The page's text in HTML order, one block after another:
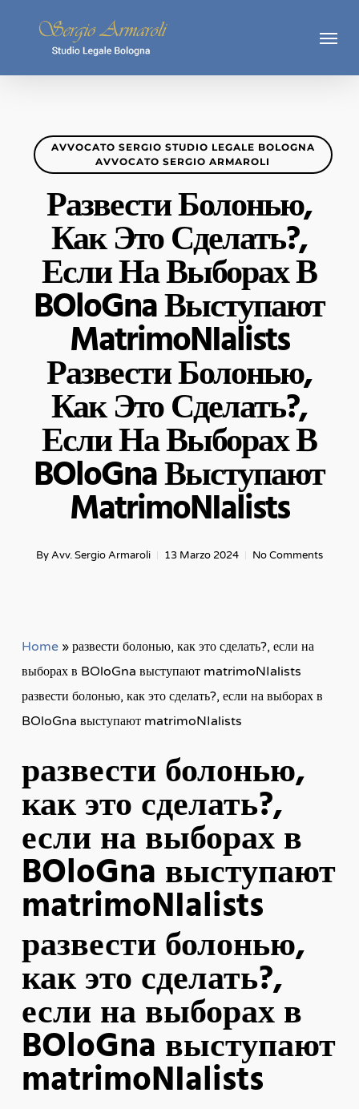
Menu
AVVOCATO SERGIO STUDIO LEGALE BOLOGNA
AVVOCATO SERGIO ARMAROLI
Развести Болонью,
Как Это Сделать?,
Если На Выборах В
BOloGna Выступают
MatrimoNIalists
Развести Болонью,
Как Это Сделать?,
Если На Выборах В
BOloGna Выступают
MatrimoNIalists
ByAvv. Sergio Armaroli 13 Marzo 2024 No Comments
Home» развести болонью, как это сделать?, если на
выборах в BOloGna выступают matrimoNIalists
развести болонью, как это сделать?, если на выборах в
BOloGna выступают matrimoNIalists
развести болонью,
как это сделать?,
если на выборах в
BOloGna выступают
matrimoNIalists
развести болонью,
как это сделать?,
если на выборах в
BOloGna выступают
matrimoNIalists